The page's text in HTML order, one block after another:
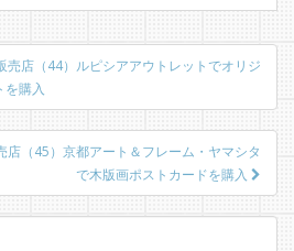
店（44）ルピシアアウトレットでオリジ
を購入
（45）京都アート＆フレーム・ヤマシタ
で木版画ポストカードを購入